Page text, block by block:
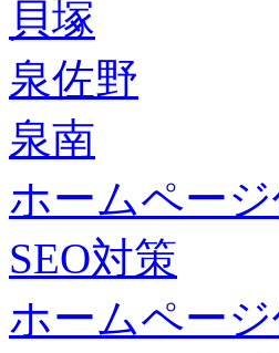
貝塚
泉佐野
泉南
ホームペー
SEO対策
ホームペー